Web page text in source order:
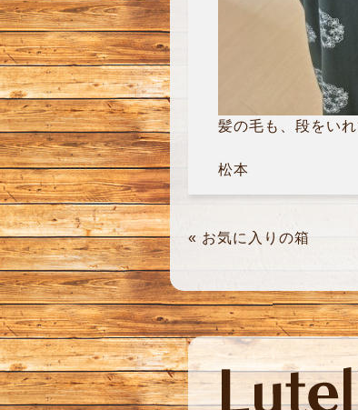
髪の毛も、段をい
松本
« お気に入りの箱